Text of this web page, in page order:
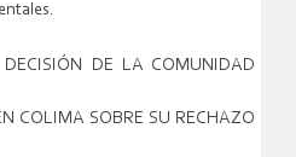
DE LA COMUNIDAD
COLIMA SOBRE SU RECHAZO